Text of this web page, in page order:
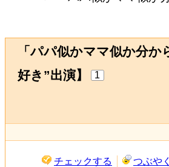
「パパ似かママ似か分
好き”出演】
1
チェックする つぶやく